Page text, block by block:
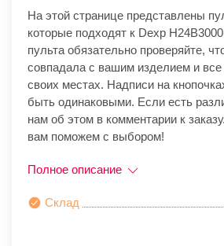
На этой странице представлены
которые подходят к Dexp
пульта обязательно проверяйте,
совпадала с вашим изделием и
своих местах. Надписи на
быть одинаковыми. Если есть
нам об этом в комментарии к
вам поможем с выбором!
Полное описание
Склад